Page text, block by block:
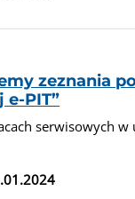
zeznania
e-PIT”
serwisowych w